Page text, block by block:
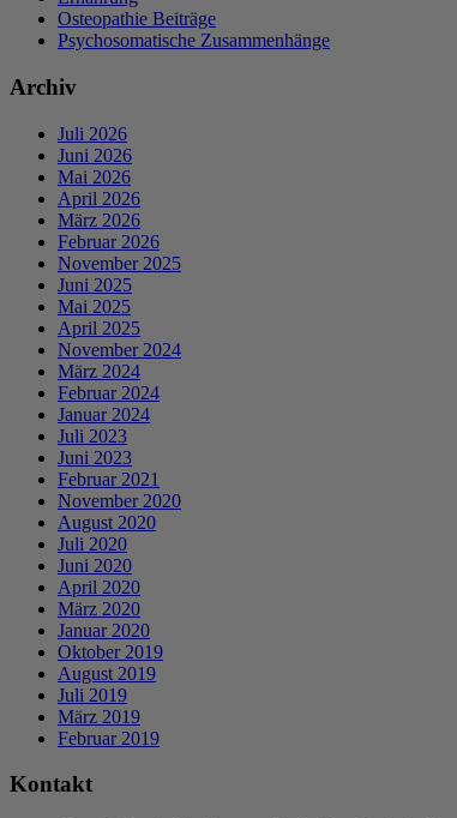
Osteopathie Beiträge
Psychosomatische Zusammenhänge
Archiv
Juli 2026
Juni 2026
Mai 2026
April 2026
März 2026
Februar 2026
November 2025
Juni 2025
Mai 2025
April 2025
November 2024
März 2024
Februar 2024
Januar 2024
Juli 2023
Juni 2023
Februar 2021
November 2020
August 2020
Juli 2020
Juni 2020
April 2020
März 2020
Januar 2020
Oktober 2019
August 2019
Juli 2019
März 2019
Februar 2019
Kontakt